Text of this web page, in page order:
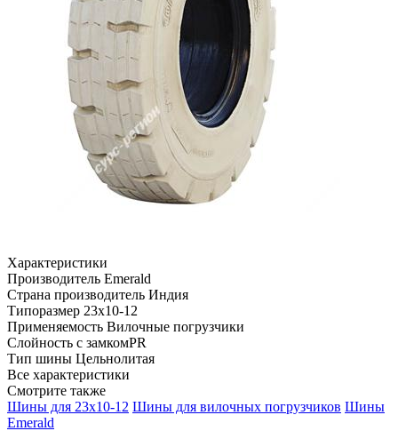
Характеристики
Производитель Emerald
Страна производитель Индия
Типоразмер 23x10-12
Применяемость Вилочные погрузчики
Слойность с замкомPR
Тип шины Цельнолитая
Все характеристики
Смотрите также
Шины для 23x10-12 Шины для вилочных погрузчиков Шины
Emerald